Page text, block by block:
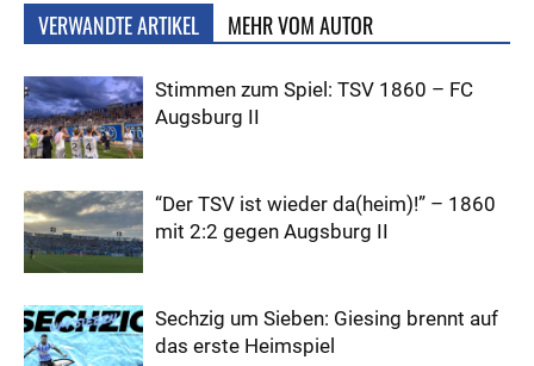
VERWANDTE ARTIKEL MEHR VOM AUTOR
Stimmen zum Spiel: TSV 1860 – FC
Augsburg II
“Der TSV ist wieder da(heim)!” – 1860
mit 2:2 gegen Augsburg II
Sechzig um Sieben: Giesing brennt auf
das erste Heimspiel